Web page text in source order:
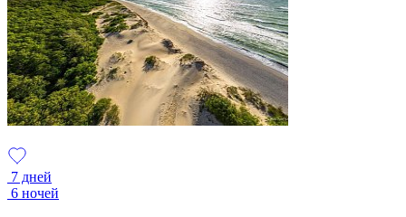
7 дней
6 ночей